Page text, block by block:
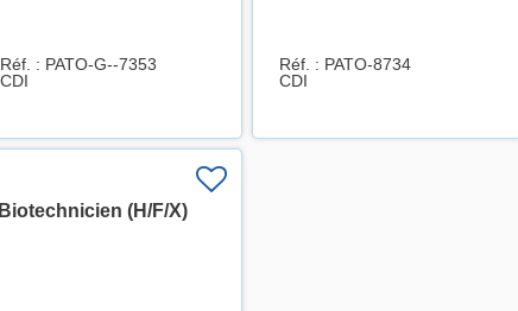
Réf. : PATO-G--7353
CDI
Réf. : PATO-8734
CDI
Biotechnicien (H/F/X)